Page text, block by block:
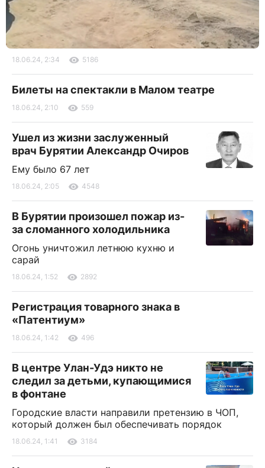
18.06.24, 2:34 5186
Билеты на спектакли в Малом театре
18.06.24, 2:10 559
Ушел из жизни заслуженный
врач Бурятии Александр Очиров
Ему было 67 лет
18.06.24, 2:05 4548
В Бурятии произошел пожар из-
за сломанного холодильника
Огонь уничтожил летнюю кухню и
сарай
18.06.24, 1:52 2892
Регистрация товарного знака в
«Патентиум»
18.06.24, 1:42 496
В центре Улан-Удэ никто не
следил за детьми, купающимися
в фонтане
Городские власти направили претензию в ЧОП,
который должен был обеспечивать порядок
18.06.24, 1:41 3184